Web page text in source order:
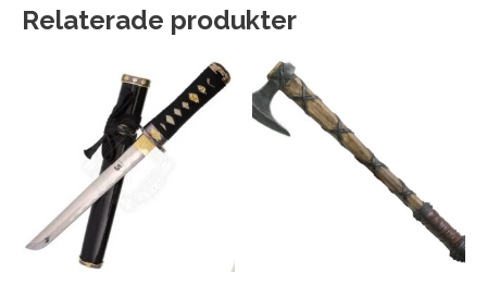
Relaterade produkter